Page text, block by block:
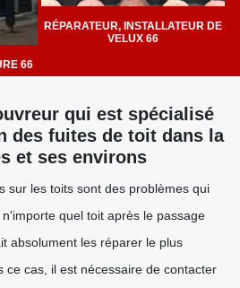
66
RÉPARATEUR, INSTALLATEUR DE
VELUX 66
qui est spécialisé
des fuites de toit dans la
et ses environs
sur les toits sont des problèmes qui
quel toit après le passage
absolument les réparer le plus
ce cas, il est nécessaire de contacter